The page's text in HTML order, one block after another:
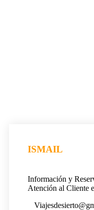
ISMAIL
Información y
Atención al Cliente